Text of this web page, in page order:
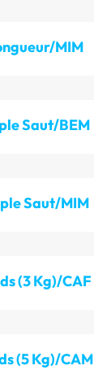
MIM
Saut/BEM
Saut/MIM
(3 Kg)/CAF
(5 Kg)/CAM